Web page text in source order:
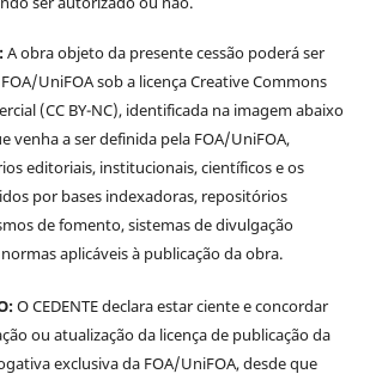
A obra objeto da presente cessão poderá ser
UniFOA sob a licença Creative Commons
(CC BY-NC), identificada na imagem abaixo
venha a ser definida pela FOA/UniFOA,
editoriais, institucionais, científicos e os
por bases indexadoras, repositórios
de fomento, sistemas de divulgação
aplicáveis à publicação da obra.
O CEDENTE declara estar ciente e concordar
ou atualização da licença de publicação da
exclusiva da FOA/UniFOA, desde que